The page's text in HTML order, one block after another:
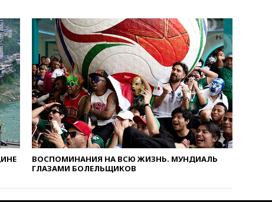
тратить средства дорожных
фондов на защиту трасс от
БПЛА
09:56 Хакеры нашли
документы об ударах ВСУ по
нефтяным терминалам в
России
09:49
WSJ: Трамп «сходит с
ума» из-за сообщений в СМИ
об истощении боеприпасов у
США
09:36Исландия и Черногория
состав Евросоюза
ВОСПОМИНАНИЯ НА ВСЮ ЖИЗНЬ. МУНДИАЛЬ
ГЛАЗАМИ БОЛЕЛЬЩИКОВ